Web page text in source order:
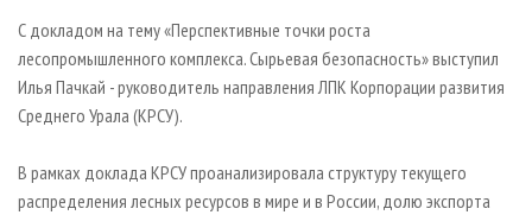
С докладом на тему «Перспективные точки роста
лесопромышленного комплекса. Сырьевая безопасность» выступил
Илья Пачкай - руководитель направления ЛПК Корпорации развития
Среднего Урала (КРСУ).
В рамках доклада КРСУ проанализировала структуру текущего
распределения лесных ресурсов в мире и в России, долю экспорта